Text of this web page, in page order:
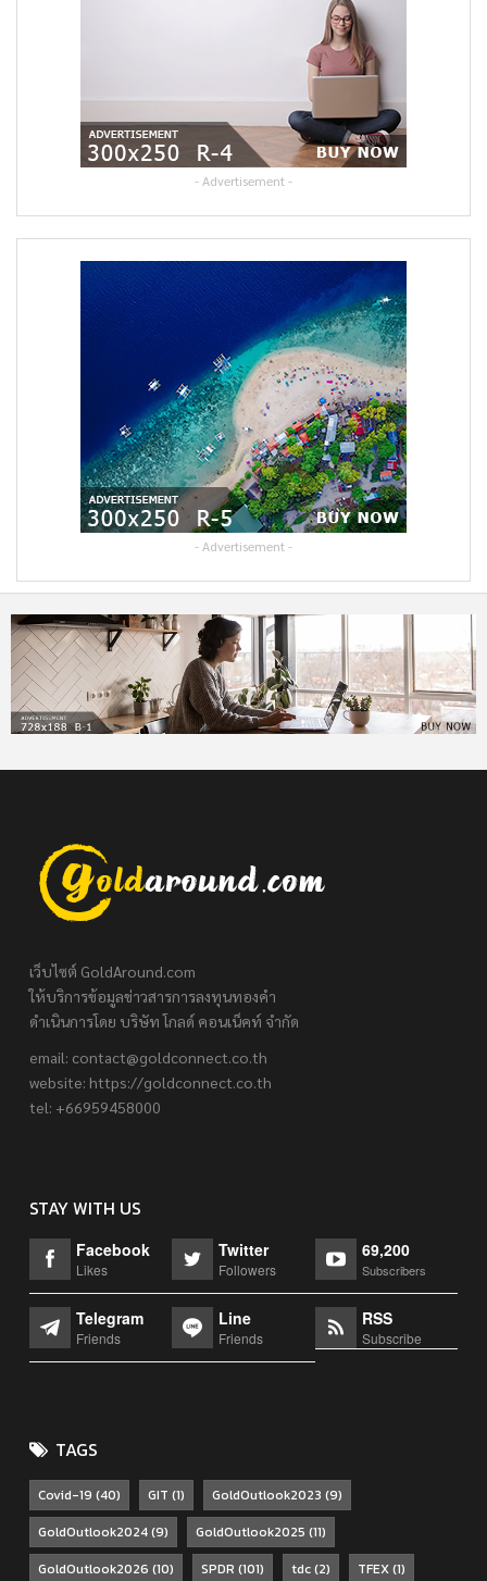
- Advertisement -
- Advertisement -
เว็บไซต์ GoldAround.com
ให้บริการข้อมูลข่าวสารการลงทุนทองคำ
ดำเนินการโดย บริษัท โกลด์ คอนเน็คท์ จำกัด
email: contact@goldconnect.co.th
website: https://goldconnect.co.th
tel: +66959458000
STAY WITH US
Facebook
Likes
Twitter
Followers
69,200
Subscribers
Telegram
Friends
Line
Friends
RSS
Subscribe
TAGS
Covid-19 (40) GIT (1) GoldOutlook2023 (9)
GoldOutlook2024(9) GoldOutlook2025 (11)
GoldOutlook2026 (10) SPDR (101) tdc(2) TFEX(1)